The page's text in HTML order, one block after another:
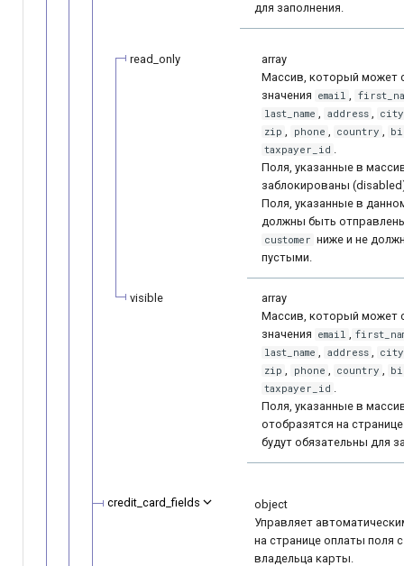
для заполнения.
read_only
array
Массив, который может
значения email ,
last_name , address , city
zip , phone , country ,
taxpayer_id .
Поля, указанные в
заблокированы
Поля, указанные в
должны быть
customer ниже и не
пустыми.
visible
array
Массив, который может
значения email ,
last_name , address , city
zip , phone , country ,
taxpayer_id .
Поля, указанные в
отобразятся на
будут обязательны для
credit_card_fields
object
Управляет
на странице оплаты поля
владельца карты.